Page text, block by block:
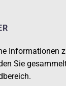
Informationen
Sie